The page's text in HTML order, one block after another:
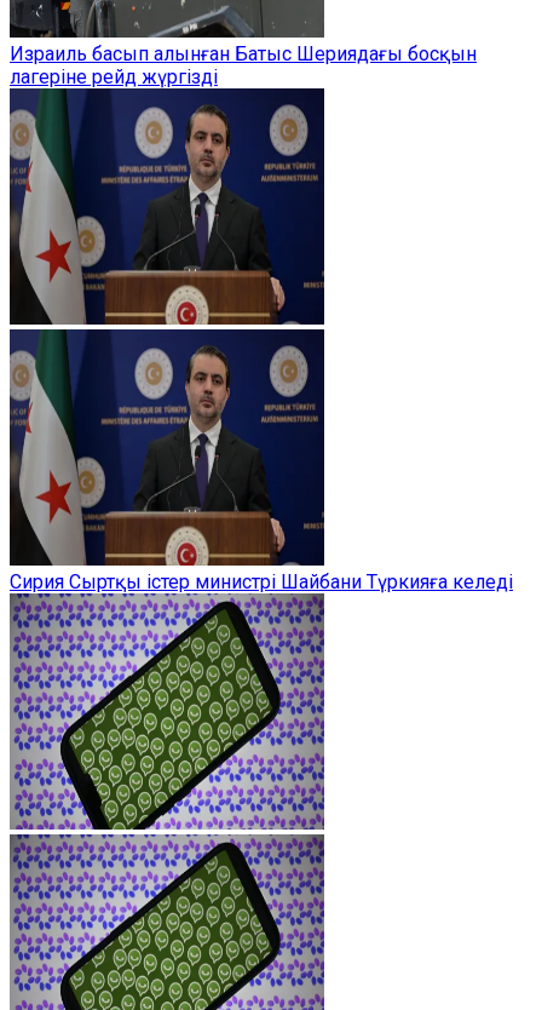
Израиль басып алынған Батыс Шериядағы босқын
лагеріне рейд жүргізді
Сирия Сыртқы істер министрі Шайбани Түркияға келеді